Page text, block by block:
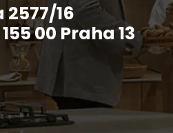
16
00 Praha 13